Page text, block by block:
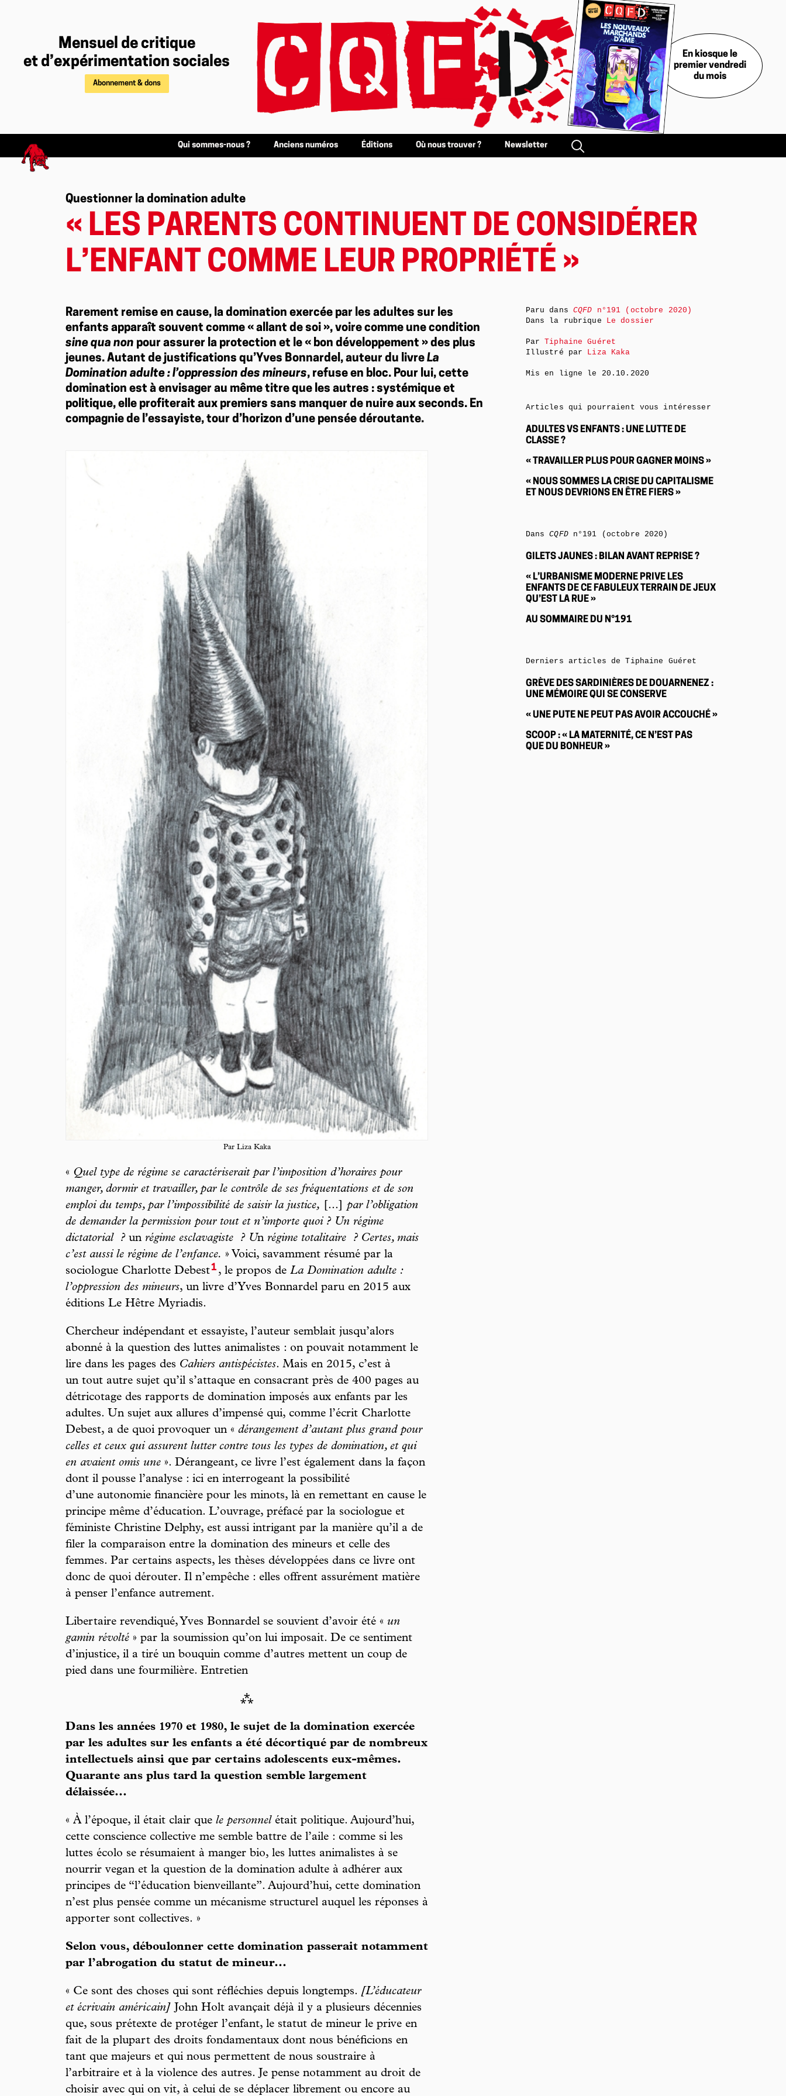
Mensuel de critique
et d’expérimentation sociales
Abonnement & dons
En kiosque le
premier vendredi
du mois
Qui sommes-nous ? Anciens numéros Éditions Où nous trouver ? Newsletter
Questionner la domination adulte
« LES PARENTS CONTINUENT DE CONSIDÉRER
L’ENFANT COMME LEUR PROPRIÉTÉ »
Rarement remise en cause, la domination exercée par les adultes sur les
enfants apparaît souvent comme « allant de soi », voire comme une condition
sine qua non pour assurer la protection et le « bon développement » des plus
jeunes. Autant de justifications qu’Yves Bonnardel, auteur du livre La
Domination adulte : l’oppression des mineurs, refuse en bloc. Pour lui, cette
domination est à envisager au même titre que les autres : systémique et
politique, elle profiterait aux premiers sans manquer de nuire aux seconds. En
compagnie de l’essayiste, tour d’horizon d’une pensée déroutante.
Par Liza Kaka
« Quel type de régime se caractériserait par l’imposition d’horaires pour
manger, dormir et travailler, par le contrôle de ses fréquentations et de son
emploi du temps, par l’impossibilité de saisir la justice, [...] par l’obligation
de demander la permission pour tout et n’importe quoi ? Un régime
dictatorial
? un régime esclavagiste ? Un régime totalitaire
? Certes, mais
c’est aussi le régime de l’enfance. » Voici, savamment résumé par la
sociologue Charlotte Debest1 , le propos de La Domination adulte :
l’oppression des mineurs, un livre d’Yves Bonnardel paru en 2015 aux
éditions Le Hêtre Myriadis.
Chercheur indépendant et essayiste, l’auteur semblait jusqu’alors
abonné à la question des luttes animalistes : on pouvait notamment le
lire dans les pages des Cahiers antispécistes. Mais en 2015, c’est à
un tout autre sujet qu’il s’attaque en consacrant près de 400 pages au
détricotage des rapports de domination imposés aux enfants par les
adultes. Un sujet aux allures d’impensé qui, comme l’écrit Charlotte
Debest, a de quoi provoquer un « dérangement d’autant plus grand pour
celles et ceux qui assurent lutter contre tous les types de domination, et qui
en avaient omis une ». Dérangeant, ce livre l’est également dans la façon
dont il pousse l’analyse : ici en interrogeant la possibilité
d’une autonomie financière pour les minots, là en remettant en cause le
principe même d’éducation. L’ouvrage, préfacé par la sociologue et
féministe Christine Delphy, est aussi intrigant par la manière qu’il a de
filer la comparaison entre la domination des mineurs et celle des
femmes. Par certains aspects, les thèses développées dans ce livre ont
donc de quoi dérouter. Il n’empêche : elles offrent assurément matière
à penser l’enfance autrement.
Libertaire revendiqué, Yves Bonnardel se souvient d’avoir été « un
gamin révolté » par la soumission qu’on lui imposait. De ce sentiment
d’injustice, il a tiré un bouquin comme d’autres mettent un coup de
pied dans une fourmilière. Entretien
⁂
Dans les années 1970 et 1980, le sujet de la domination exercée
par les adultes sur les enfants a été décortiqué par de nombreux
intellectuels ainsi que par certains adolescents eux-mêmes.
Quarante ans plus tard la question semble largement
délaissée...
« À l’époque, il était clair que le personnel était politique. Aujourd’hui,
cette conscience collective me semble battre de l’aile : comme si les
luttes écolo se résumaient à manger bio, les luttes animalistes à se
nourrir vegan et la question de la domination adulte à adhérer aux
principes de “l’éducation bienveillante”. Aujourd’hui, cette domination
n’est plus pensée comme un mécanisme structurel auquel les réponses à
apporter sont collectives. »
Selon vous, déboulonner cette domination passerait notamment
par l’abrogation du statut de mineur...
« Ce sont des choses qui sont réfléchies depuis longtemps. [L’éducateur
et écrivain américain] John Holt avançait déjà il y a plusieurs décennies
que, sous prétexte de protéger l’enfant, le statut de mineur le prive en
fait de la plupart des droits fondamentaux dont nous bénéficions en
tant que majeurs et qui nous permettent de nous soustraire à
l’arbitraire et à la violence des autres. Je pense notamment au droit de
choisir avec qui on vit, à celui de se déplacer librement ou encore au
Paru dans CQFD n°191 (octobre 2020)
Dans la rubrique Le dossier
ParTiphaine Guéret
Illustré par Liza Kaka
Mis en ligne le 20.10.2020
Articles qui pourraient vous intéresser
ADULTES VS ENFANTS : UNE LUTTE DE
CLASSE ?
« TRAVAILLER PLUS POUR GAGNER MOINS »
« NOUS SOMMES LA CRISE DU CAPITALISME
ET NOUS DEVRIONS EN ÊTRE FIERS »
DansCQFDn°191 (octobre 2020)
GILETS JAUNES : BILAN AVANT REPRISE ?
« L’URBANISME MODERNE PRIVE LES
ENFANTS DE CE FABULEUX TERRAIN DE JEUX
QU’EST LA RUE »
AU SOMMAIRE DU N°191
Derniers articles de Tiphaine Guéret
GRÈVE DES SARDINIÈRES DE DOUARNENEZ :
UNE MÉMOIRE QUI SE CONSERVE
« UNE PUTE NE PEUT PAS AVOIR ACCOUCHÉ »
SCOOP : « LA MATERNITÉ, CE N’EST PAS
QUE DU BONHEUR »